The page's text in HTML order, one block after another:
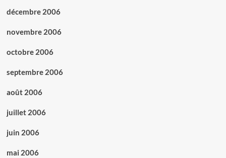
décembre 2006
novembre 2006
octobre 2006
septembre 2006
août 2006
juillet 2006
juin 2006
mai 2006